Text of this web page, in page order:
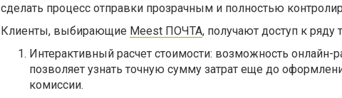
сделать процесс отправки прозрачным и полностью
Клиенты, выбирающие Meest ПОЧТА, получают доступ к ряду
Интерактивный расчет стоимости: возможность онлайн-
позволяет узнать точную сумму затрат еще до
комиссии.